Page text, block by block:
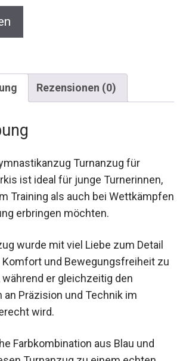
Rezensionen (0)
ist ideal für junge Turnerinnen,
Training als auch bei
Leistung erbringen
wurde mit viel Liebe zum Detail
Komfort und Bewegungsfreiheit
während er gleichzeitig den
Präzision und Technik im
wird.
Farbkombination aus Blau und